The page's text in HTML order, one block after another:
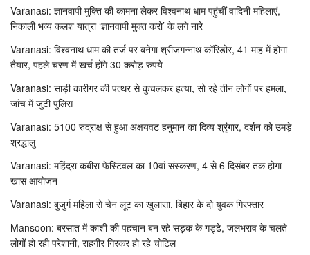
Varanasi: ज्ञानवापी मुक्ति की कामना लेकर विश्वनाथ धाम पहुंचीं वादिनी महिलाएं,
निकाली भव्य कलश यात्रा ‘ज्ञानवापी मुक्त करो’ के लगे नारे
Varanasi: विश्वनाथ धाम की तर्ज पर बनेगा श्रीजगन्नाथ कॉरिडोर, 41 माह में होगा
तैयार, पहले चरण में खर्च होंगे 30 करोड़ रुपये
Varanasi: साड़ी कारीगर की पत्थर से कुचलकर हत्या, सो रहे तीन लोगों पर हमला,
जांच में जुटी पुलिस
Varanasi: 5100 रुद्राक्ष से हुआ अक्षयवट हनुमान का दिव्य श्रृंगार, दर्शन को उमड़े
श्रद्धालु
Varanasi: महिंद्रा कबीरा फेस्टिवल का 10वां संस्करण, 4 से 6 दिसंबर तक होगा
खास आयोजन
Varanasi: बुजुर्ग महिला से चेन लूट का खुलासा, बिहार के दो युवक गिरफ्तार
Mansoon: बरसात में काशी की पहचान बन रहे सड़क के गड्ढे, जलभराव के चलते
लोगों हो रही परेशानी, राहगीर गिरकर हो रहे चोटिल